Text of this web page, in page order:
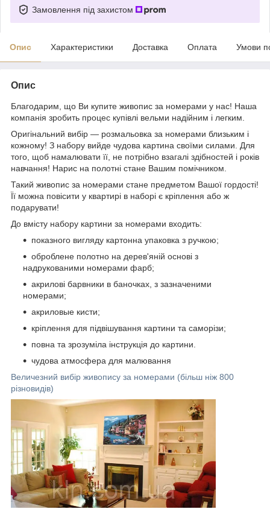
Замовлення під захистом
Опис Характеристики Доставка Оплата Умови
Опис
Благодарим, що Ви купите живопис за номерами у нас! Наша
компанія зробить процес купівлі вельми надійним і легким.
Оригінальний вибір — розмальовка за номерами близьким і
кожному! З набору вийде чудова картина своїми силами. Для
того, щоб намалювати її, не потрібно взагалі здібностей і років
навчання! Нарис на полотні стане Вашим помічником.
Такий живопис за номерами стане предметом Вашої гордості!
Її можна повісити у квартирі в наборі є кріплення або ж
подарувати!
До вмісту набору картини за номерами входить:
показного вигляду картонна упаковка з ручкою;
оброблене полотно на дерев'яній основі з
надрукованими номерами фарб;
акрилові барвники в баночках, з зазначеними
номерами;
акриловые кисти;
кріплення для підвішування картини та саморізи;
повна та зрозуміла інструкція до картини.
чудова атмосфера для малювання
Величезний вибір живопису за номерами (більш ніж 800
різновидів)